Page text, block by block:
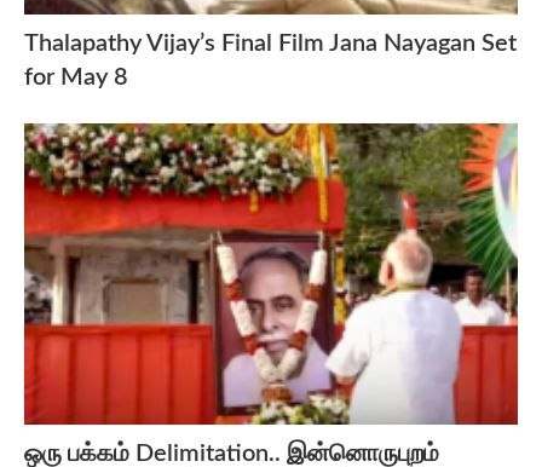
Thalapathy Vijay’s Final Film Jana Nayagan Set
for May 8
ஒரு பக்கம் Delimitation.. இன்னொருபுறம்